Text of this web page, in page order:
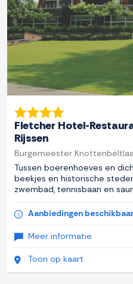
Fletcher Hotel-
Rijssen
Burgemeester
Tussen boerenhoeves en
beekjes en historische
zwembad, tennisbaan en
Aanbiedingen beschikbaar
Meer informatie
Toon op kaart